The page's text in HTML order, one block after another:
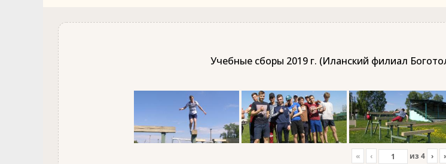
Учебные сборы 2019 г. (Иланский филиал
« ‹ из 4 ›